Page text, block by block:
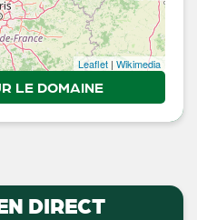
Leaflet | Wikimedia
LE DOMAINE
DIRECT